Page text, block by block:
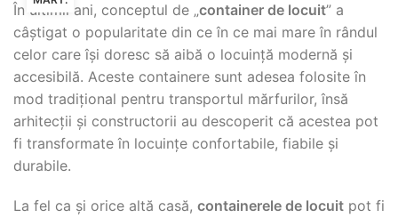
În ultimii ani, conceptul de „container de locuit” a
câștigat o popularitate din ce în ce mai mare în rândul
celor care își doresc să aibă o locuință modernă și
accesibilă. Aceste containere sunt adesea folosite în
mod tradițional pentru transportul mărfurilor, însă
arhitecții și constructorii au descoperit că acestea pot
fi transformate în locuințe confortabile, fiabile și
durabile.
La fel ca și orice altă casă, containerele de locuit pot fi